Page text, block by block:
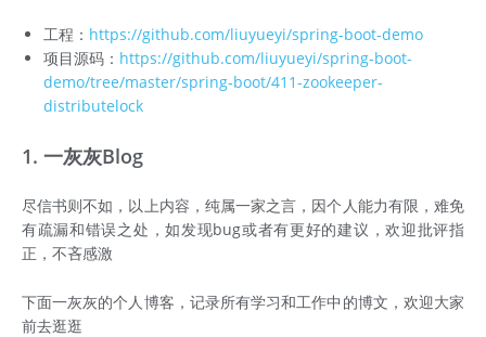
工程： https://github.com/liuyueyi/spring-boot-demo
项目源码： https://github.com/liuyueyi/spring-boot-
demo/tree/master/spring-boot/411-zookeeper-
distributelock
1. 一灰灰Blog
尽信书则不如，以上内容，纯属一家之言，因个人能力有限，难免
有疏漏和错误之处，如发现bug或者有更好的建议，欢迎批评指
正，不吝感激
下面一灰灰的个人博客，记录所有学习和工作中的博文，欢迎大家
前去逛逛